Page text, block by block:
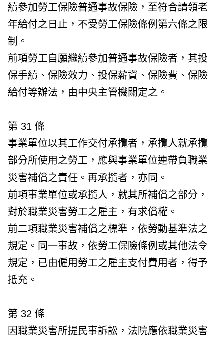
續參加勞工保險普通事故保險，至符合請領老
年給付之日止，不受勞工保險條例第六條之限
制。
前項勞工自願繼續參加普通事故保險者，其投
保手續、保險效力、投保薪資、保險費、保險
給付等辦法，由中央主管機關定之。
第 31 條
事業單位以其工作交付承攬者，承攬人就承攬
部分所使用之勞工，應與事業單位連帶負職業
災害補償之責任。再承攬者，亦同。
前項事業單位或承攬人，就其所補償之部分，
對於職業災害勞工之雇主，有求償權。
前二項職業災害補償之標準，依勞動基準法之
規定。同一事故，依勞工保險條例或其他法令
規定，已由僱用勞工之雇主支付費用者，得予
抵充。
第 32 條
因職業災害所提民事訴訟，法院應依職業災害